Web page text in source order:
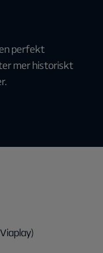
perfekt
mer historiskt